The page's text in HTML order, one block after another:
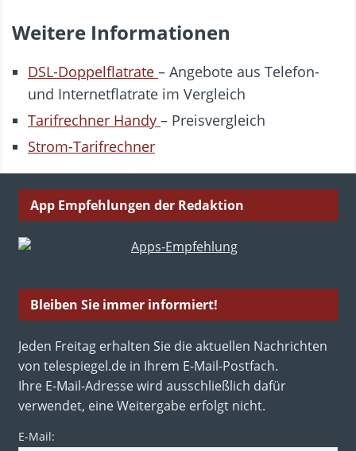
Weitere Informationen
DSL-Doppelflatrate – Angebote aus Telefon-
und Internetflatrate im Vergleich
Tarifrechner Handy – Preisvergleich
Strom-Tarifrechner
App Empfehlungen der Redaktion
Bleiben Sie immer informiert!
Jeden Freitag erhalten Sie die aktuellen Nachrichten
von telespiegel.de in Ihrem E-Mail-Postfach.
Ihre E-Mail-Adresse wird ausschließlich dafür
verwendet, eine Weitergabe erfolgt nicht.
E-Mail: